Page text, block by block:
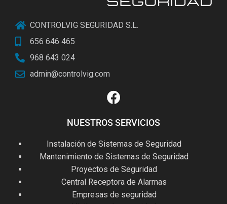
CONTROLVIG SEGURIDAD S.L.
656 646 465
968 643 024
admin@controlvig.com
NUESTROS SERVICIOS
Instalación de Sistemas de Seguridad
Mantenimiento de Sistemas de Seguridad
Proyectos de Seguridad
Central Receptora de Alarmas
Empresas de seguridad